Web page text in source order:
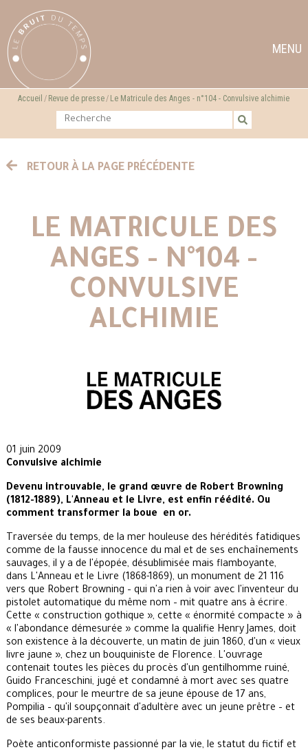
MENU
Accueil Revue de presse Le Matricule des Anges - n°104 - Convulsive alchimie
RETOUR À LA PAGE PRÉCÉDENTE
LE MATRICULE DES
ANGES - N°104 -
CONVULSIVE
ALCHIMIE
01 juin 2009
Convulsive alchimie
Devenu introuvable, le grand œuvre de Robert Browning
(1812-1889), L'Anneau et le Livre, est enfin réédité. Ou
comment transformer la boue en or.
Traversée du temps, de la mer houleuse des hérédités fatidiques
comme de la fausse innocence du mal et de ses enchaînements
sauvages, il y a de l'épopée, désublimisée mais flamboyante,
dans L'Anneau et le Livre (1868-1869), un monument de 21 116
vers que Robert Browning – qui n'a rien à voir avec l'inventeur du
pistolet automatique du même nom – mit quatre ans à écrire.
Cette « construction gothique », cette « énormité compacte » à
« l'abondance démesurée » comme la qualifie Henry James, doit
son existence à la découverte, un matin de juin 1860, d'un « vieux
livre jaune », chez un bouquiniste de Florence. L'ouvrage
contenait toutes les pièces du procès d'un gentilhomme ruiné,
Guido Franceschini, jugé et condamné à mort avec ses quatre
complices, pour le meurtre de sa jeune épouse de 17 ans,
Pompilia – qu'il soupçonnait d'adultère avec un jeune prêtre – et
de ses beaux-parents.
Poète anticonformiste passionné par la vie, le statut du fictif et